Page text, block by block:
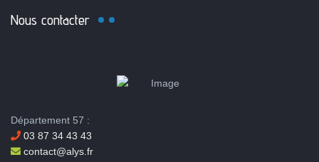
Nous contacter
Département 57 :
03 87 34 43 43
contact@alys.fr